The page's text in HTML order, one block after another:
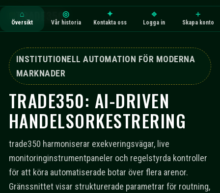
TRADE350
⌂
Översikt
◎
Vår historia
✦
Kontakta oss
⎆
Logga in
＋
Skapa konto
INSTITUTIONELL AUTOMATION FÖR MODERNA
MARKNADER
TRADE350: AI-DRIVEN
HANDELSORKESTRERING
trade350 harmoniserar exekveringsvägar, live
monitoringinstrumentpaneler och regelstyrda kontroller
för att köra automatiserade botar över flera arenor.
Gränssnittet visar strukturerade parametrar för routning,